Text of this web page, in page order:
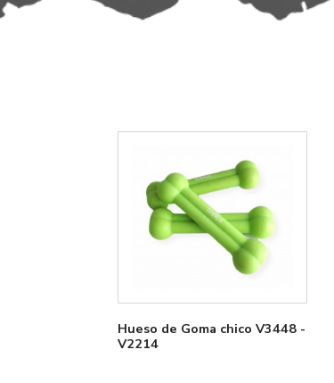
Hueso de Goma chico V3448 -
V2214